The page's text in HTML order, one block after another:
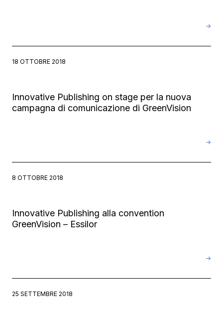
→
18 OTTOBRE 2018
Innovative Publishing on stage per la nuova
campagna di comunicazione di GreenVision
→
8 OTTOBRE 2018
Innovative Publishing alla convention
GreenVision – Essilor
→
25 SETTEMBRE 2018